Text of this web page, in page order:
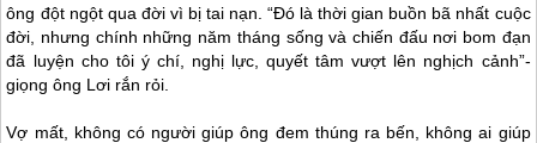
ông đột ngột qua đời vì bị tai nạn. “Đó là thời gian buồn bã nhất cuộc
đời, nhưng chính những năm tháng sống và chiến đấu nơi bom đạn
đã luyện cho tôi ý chí, nghị lực, quyết tâm vượt lên nghịch cảnh”-
giọng ông Lơi rắn rỏi.
Vợ mất, không có người giúp ông đem thúng ra bến, không ai giúp